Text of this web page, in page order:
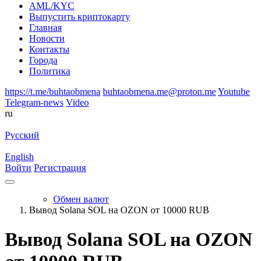
AML/KYC
Выпустить криптокарту
Главная
Новости
Контакты
Города
Политика
https://t.me/buhtaobmena buhtaobmena.me@proton.meYoutube
Telegram-news Video
ru
Русский
English
Войти Регистрация
Обмен валют
Вывод Solana SOL на OZON от 10000 RUB
Вывод Solana SOL на OZON